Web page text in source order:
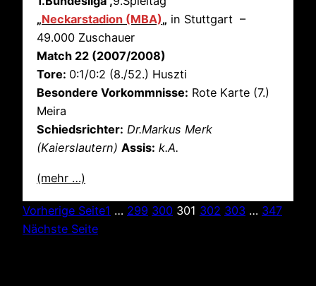
„Neckarstadion (MBA)„ in Stuttgart –
49.000 Zuschauer
Match 22 (2007/2008)
Tore: 0:1/0:2 (8./52.) Huszti
Besondere Vorkommnisse: Rote Karte (7.)
Meira
Schiedsrichter: Dr.Markus Merk
(Kaierslautern) Assis: k.A.
(mehr …)
Vorherige Seite1 … 299 300 301 302 303 … 347
Nächste Seite